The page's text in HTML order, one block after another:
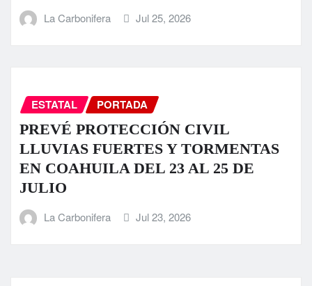
La Carbonifera Jul 25, 2026
ESTATAL PORTADA
PREVÉ PROTECCIÓN CIVIL
LLUVIAS FUERTES Y TORMENTAS
EN COAHUILA DEL 23 AL 25 DE
JULIO
La Carbonifera Jul 23, 2026